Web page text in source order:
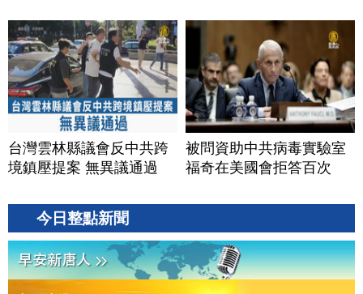
台灣雲林縣議會反中共跨
境鎮壓提案 無異議通過
被問資助中共病毒實驗室
福奇在美國會拒答百次
今日整點新聞